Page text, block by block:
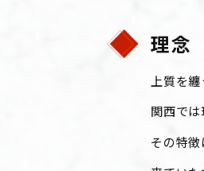
理念
上質を
関西で
その特